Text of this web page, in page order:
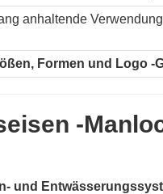
anhaltende
Formen und Logo -
-
und